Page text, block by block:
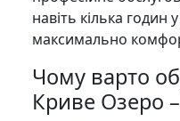
навіть кілька годин
максимально
Чому варто
Криве Озеро